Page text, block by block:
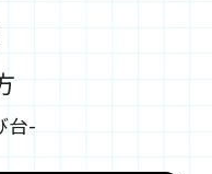
台-